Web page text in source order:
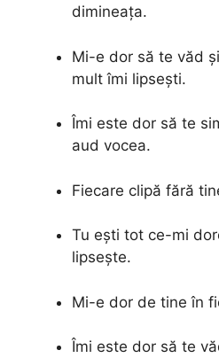
dimineața.
Mi-e dor să te văd
mult îmi lipsești.
Îmi este dor să te
aud vocea.
Fiecare clipă fără
Tu ești tot ce-mi
lipsește.
Mi-e dor de tine în
Îmi este dor să te